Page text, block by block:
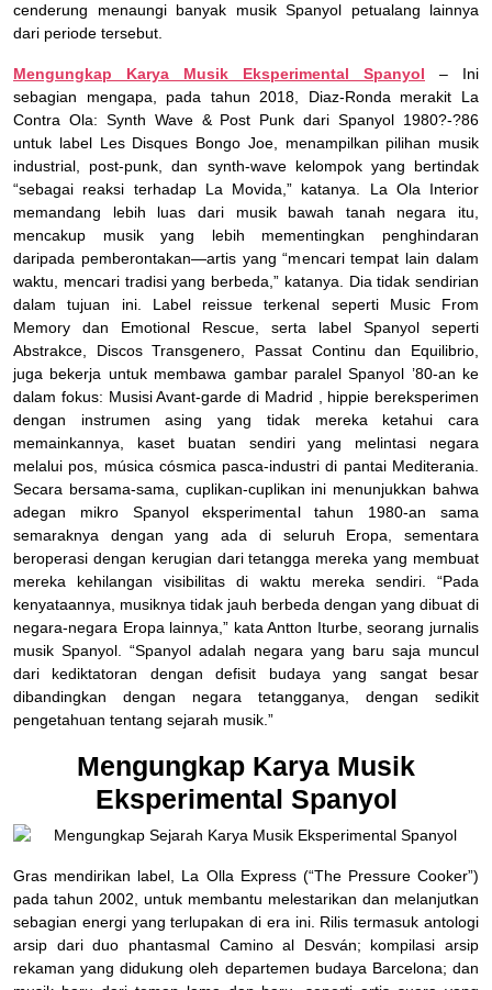
cenderung menaungi banyak musik Spanyol petualang lainnya
dari periode tersebut.
Mengungkap Karya Musik Eksperimental Spanyol – Ini
sebagian mengapa, pada tahun 2018, Diaz-Ronda merakit La
Contra Ola: Synth Wave & Post Punk dari Spanyol 1980?-?86
untuk label Les Disques Bongo Joe, menampilkan pilihan musik
industrial, post-punk, dan synth-wave kelompok yang bertindak
“sebagai reaksi terhadap La Movida,” katanya. La Ola Interior
memandang lebih luas dari musik bawah tanah negara itu,
mencakup musik yang lebih mementingkan penghindaran
daripada pemberontakan—artis yang “mencari tempat lain dalam
waktu, mencari tradisi yang berbeda,” katanya. Dia tidak sendirian
dalam tujuan ini. Label reissue terkenal seperti Music From
Memory dan Emotional Rescue, serta label Spanyol seperti
Abstrakce, Discos Transgenero, Passat Continu dan Equilibrio,
juga bekerja untuk membawa gambar paralel Spanyol ’80-an ke
dalam fokus: Musisi Avant-garde di Madrid , hippie bereksperimen
dengan instrumen asing yang tidak mereka ketahui cara
memainkannya, kaset buatan sendiri yang melintasi negara
melalui pos, música cósmica pasca-industri di pantai Mediterania.
Secara bersama-sama, cuplikan-cuplikan ini menunjukkan bahwa
adegan mikro Spanyol eksperimental tahun 1980-an sama
semaraknya dengan yang ada di seluruh Eropa, sementara
beroperasi dengan kerugian dari tetangga mereka yang membuat
mereka kehilangan visibilitas di waktu mereka sendiri. “Pada
kenyataannya, musiknya tidak jauh berbeda dengan yang dibuat di
negara-negara Eropa lainnya,” kata Antton Iturbe, seorang jurnalis
musik Spanyol. “Spanyol adalah negara yang baru saja muncul
dari kediktatoran dengan defisit budaya yang sangat besar
dibandingkan dengan negara tetangganya, dengan sedikit
pengetahuan tentang sejarah musik.”
Mengungkap Karya Musik
Eksperimental Spanyol
Gras mendirikan label, La Olla Express (“The Pressure Cooker”)
pada tahun 2002, untuk membantu melestarikan dan melanjutkan
sebagian energi yang terlupakan di era ini. Rilis termasuk antologi
arsip dari duo phantasmal Camino al Desván; kompilasi arsip
rekaman yang didukung oleh departemen budaya Barcelona; dan